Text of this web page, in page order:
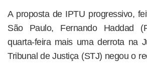
A proposta de IPTU progressivo,
São Paulo, Fernando Haddad
quarta-feira mais uma derrota na
Tribunal de Justiça (STJ) negou o